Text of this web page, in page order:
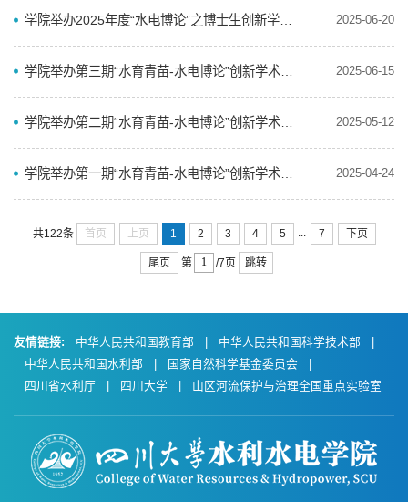
2025-06-20
2025-06-15
2025-05-12
2025-04-24
共122条 首页 上页 1 2 3 4 5 ... 7 下页
尾页 第 /7页 跳转
友情链接: 中华人民共和国教育部 中华人民共和国科学技术部
中华人民共和国水利部
国家自然科学基金委员会
四川省水利厅
四川大学 山区河流保护与治理全国重点实验室